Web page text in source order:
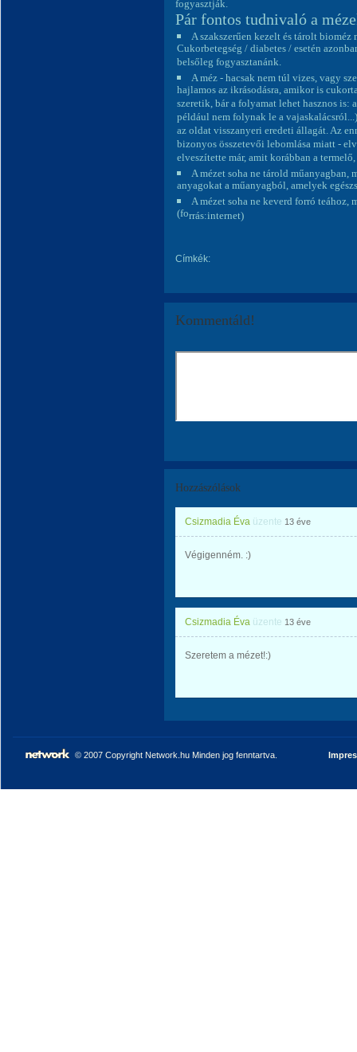
fogyasztják.
Pár fontos tudnivaló a
A szakszerűen kezelt és tárolt
Cukorbetegség / diabetes / esetén
belsőleg fogyasztanánk.
A méz - hacsak nem túl vizes, vagy
hajlamos az ikrásodásra, amikor is
szeretik, bár a folyamat lehet hasznos
például nem folynak le a
az oldat visszanyeri eredeti állagát. Az
bizonyos összetevői lebomlása miatt -
elveszítette már, amit korábban a
A mézet soha ne tárold
anyagokat a műanyagból, amelyek
A mézet soha ne keverd forró teához,
(forrás:internet)
Címkék:
Kommentáld!
Hozzászólások
Csizmadia Éva üzente 13 éve
Végigenném. :)
Csizmadia Éva üzente 13 éve
Szeretem a mézet!:)
© 2007 Copyright Network.hu Minden jog fenntartva.